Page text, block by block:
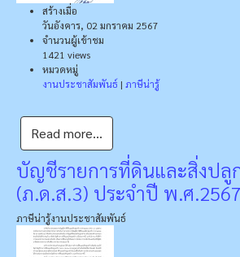
สร้างเมื่อ
วันอังคาร, 02 มกราคม 2567
จำนวนผู้เข้าชม
1421 views
หมวดหมู่
งานประชาสัมพันธ์ | ภาษีน่ารู้
Read more...
บัญชีรายการที่ดินและสิ่งปลู
(ภ.ด.ส.3) ประจำปี พ.ศ.2567
ภาษีน่ารู้งานประชาสัมพันธ์